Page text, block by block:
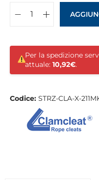
Per la spedizione
attuale: 10,92€.
Codice: STRZ-CLA-X-